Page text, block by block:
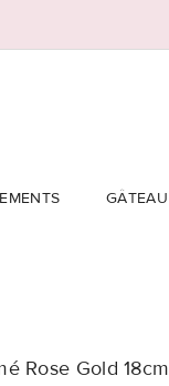
GÂTEAU
Rose Gold 18cm